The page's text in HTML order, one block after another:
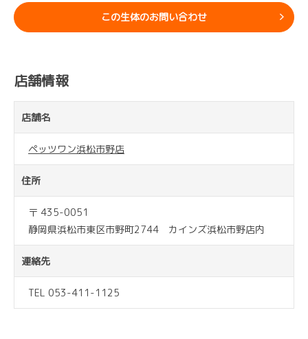
この生体のお問い合わせ
店舗情報
店舗名
ペッツワン浜松市野店
住所
〒 435-0051
静岡県浜松市東区市野町2744 カインズ浜松市野店内
連絡先
TEL 053-411-1125